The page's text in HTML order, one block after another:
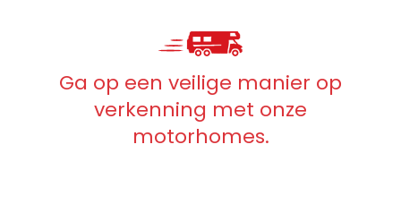
Reizen op vier wielen
betekent bij alpha west
genieten van jouw tijd.